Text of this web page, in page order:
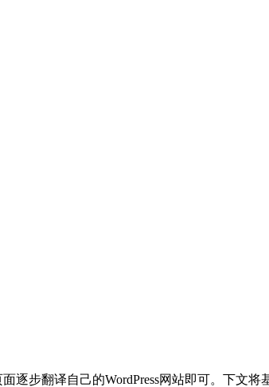
步翻译自己的WordPress网站即可。下文将